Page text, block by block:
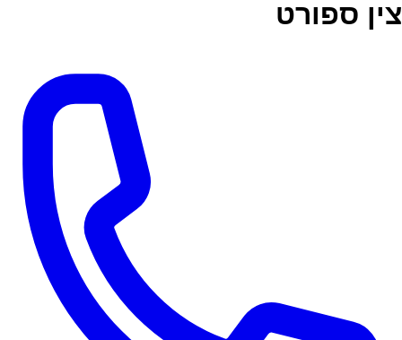
צין ספורט